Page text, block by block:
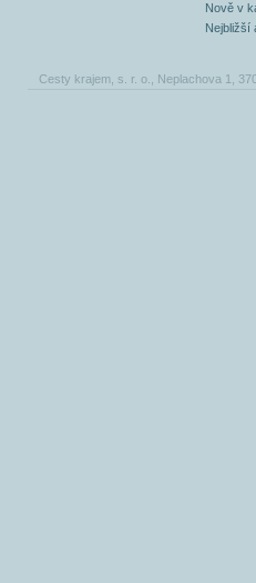
Nově v
Nejbližší
Cesty krajem, s. r. o., Neplachova 1,